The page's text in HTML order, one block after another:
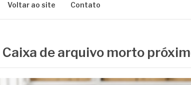
Voltar ao site Contato
Caixa de arquivo morto